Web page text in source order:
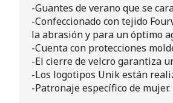
-Guantes de verano que se
-Confeccionado con tejido
la abrasión y para un óptimo
-Cuenta con protecciones
-El cierre de velcro garantiza
-Los logotipos Unik están
-Patronaje específico de mujer.